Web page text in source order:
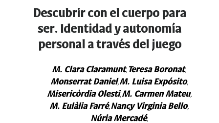
Main
Navigation
Content
Descubrir con el cuerpo para
ser. Identidad y autonomía
personal a través del juego
M. Clara Claramunt, Teresa Boronat,
Monserrat Daniel,M. Luisa Expósito,
Misericòrdia Olesti,M. Carmen Mateu,
M. Eulàlia Farré,Nancy Virginia Bello,
Núria Mercadé,